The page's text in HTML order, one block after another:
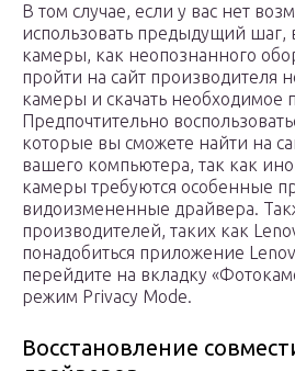
В том случае, если у вас нет
использовать предыдущий шаг,
камеры, как неопознанного
пройти на сайт производителя
камеры и скачать необходимое
Предпочтительно
которые вы сможете найти на
вашего компьютера, так как
камеры требуются особенные
видоизмененные драйвера.
производителей, таких как
понадобиться приложение
перейдите на вкладку
режим Privacy Mode.
Восстановление